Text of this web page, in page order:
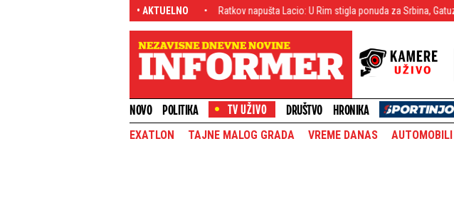
• AKTUELNO
Ratkov napušta Lacio: U Rim stigla ponuda za Srbina, Gatuzo na mukama
NOVO POLITIKA DRUŠTVO HRONIKA
EXATLON TAJNE MALOG GRADA VREME DANAS AUTOMOBILI